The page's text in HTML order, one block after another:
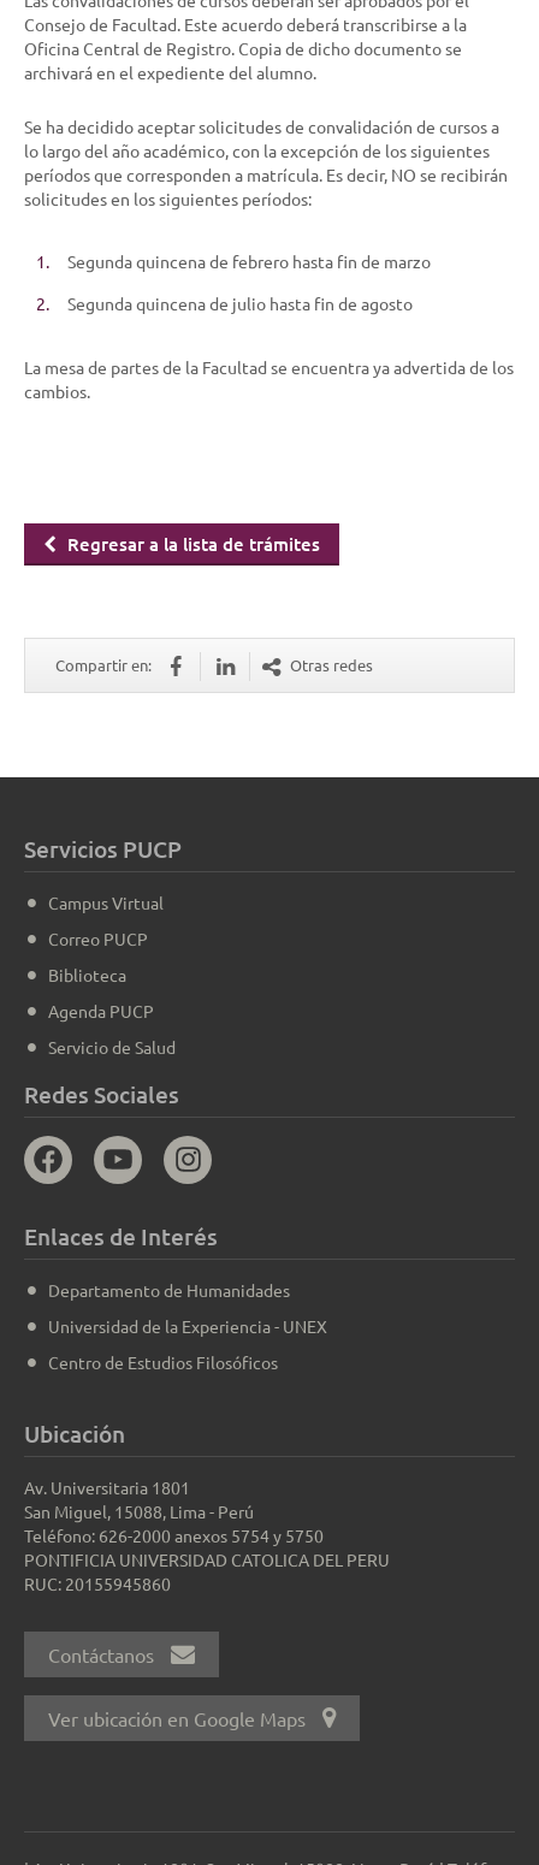
Consejo de Facultad. Este acuerdo deberá transcribirse a la
Oficina Central de Registro. Copia de dicho documento se
archivará en el expediente del alumno.
Se ha decidido aceptar solicitudes de convalidación de cursos a
lo largo del año académico, con la excepción de los siguientes
períodos que corresponden a matrícula. Es decir, NO se recibirán
solicitudes en los siguientes períodos:
Segunda quincena de febrero hasta fin de marzo
Segunda quincena de julio hasta fin de agosto
La mesa de partes de la Facultad se encuentra ya advertida de los
cambios.
Regresar a la lista de trámites
Compartir en: Otras redes
Servicios PUCP
Campus Virtual
Correo PUCP
Biblioteca
Agenda PUCP
Servicio de Salud
Redes Sociales
Enlaces de Interés
Departamento de Humanidades
Universidad de la Experiencia - UNEX
Centro de Estudios Filosóficos
Ubicación
Av. Universitaria 1801
San Miguel, 15088, Lima - Perú
Teléfono: 626-2000 anexos 5754 y 5750
PONTIFICIA UNIVERSIDAD CATOLICA DEL PERU
RUC: 20155945860
Contáctanos
Ver ubicación en Google Maps